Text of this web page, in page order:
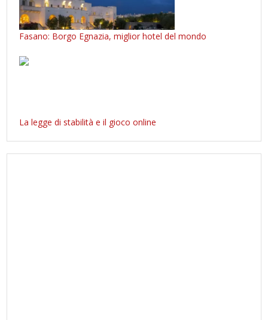
Fasano: Borgo Egnazia, miglior hotel del mondo
La legge di stabilità e il gioco online